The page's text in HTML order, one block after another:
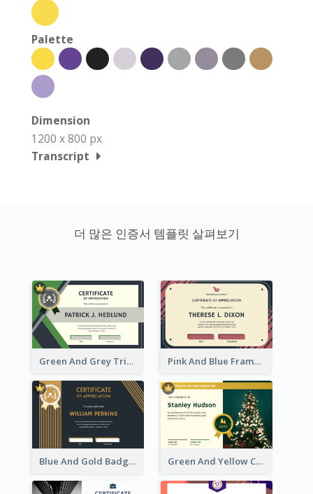
Palette
Dimension
1200 x 800 px
Transcript
더 많은 인증서 템플릿 살펴보기
Green And Grey Triangles With Badge Certificate Pink And Blue Frame Company Certificate
Blue And Gold Badge Appreciation Certificate Green And Yellow Christmas Tree Photo Certificate